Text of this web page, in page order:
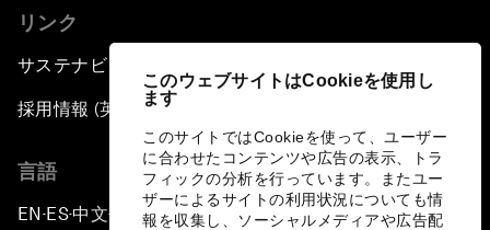
このウェブサイトはCookieを使用し
ます
このサイトではCookieを使って、ユーザー
に合わせたコンテンツや広告の表示、トラ
フィックの分析を行っています。またユー
ザーによるサイトの利用状況についても情
報を収集し、ソーシャルメディアや広告配
リンク
サステナビリティへの取り組み
採用情報 (英語のみ)
言語
EN ▪ ES▪中文▪ 日本語